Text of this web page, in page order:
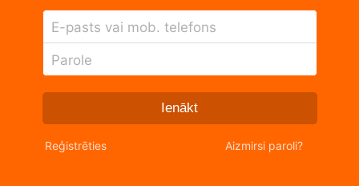
E-pasts vai mob. telefons
Parole
Ienākt
Reģistrēties Aizmirsi paroli?